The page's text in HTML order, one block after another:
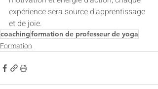
expérience sera source d'apprentissage
et de joie.
coachingformation de professeur de yoga
Formation